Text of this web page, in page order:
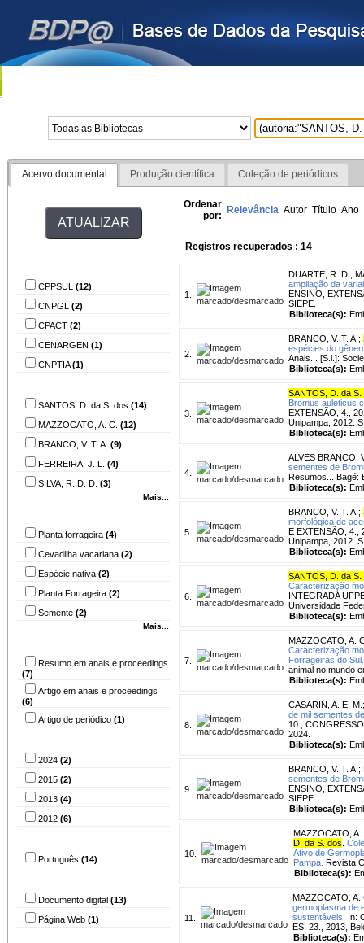
Acervo documental Produção científica Coleção de periódicos
CPPSUL (12)
CNPGL (2)
CPACT (2)
CENARGEN (1)
CNPTIA(1)
SANTOS, D. da S. dos (14)
MAZZOCATO, A. C. (12)
BRANCO, V. T. A. (9)
FERREIRA, J. L. (4)
SILVA, R. D. D. (3)
Mais...
Planta forrageira (4)
Cevadilha vacariana (2)
Espécie nativa (2)
Planta Forrageira (2)
Semente (2)
Mais...
Resumo em anais e proceedings
(7)
Artigo em anais e proceedings
(6)
Artigo de periódico (1)
2024 (2)
2015 (2)
2013 (4)
2012 (6)
Português (14)
Documento digital (13)
Página Web (1)
Ordenar
por: Relevância Autor Título Ano
Registros recuperados : 14
1.
DUARTE, R. D. ;
ampliação da
ENSINO,
SIEPE.
Biblioteca(s):
2.
BRANCO, V. T. A. ;
espécies do
Anais... [S.l.]:
Biblioteca(s):
3.
SANTOS, D. da S.
Bromus auleticus
EXTENSÃO, 4.,
Unipampa, 2012.
Biblioteca(s):
4.
ALVES BRANCO,
sementes de
Resumos... Bagé:
Biblioteca(s):
5.
BRANCO, V. T. A. ;
morfológica de
E EXTENSÃO, 4.,
Unipampa, 2012.
Biblioteca(s):
6.
SANTOS, D. da S.
Caracterização
INTEGRADA
Universidade
Biblioteca(s):
7.
MAZZOCATO, A.
Caracterização
Forrageiras do Sul.
animal no mundo
Biblioteca(s):
8.
CASARIN, A. E. M.
de mil sementes
10.;
2024.
Biblioteca(s):
9.
BRANCO, V. T. A. ;
sementes de
ENSINO,
SIEPE.
Biblioteca(s):
10.
MAZZOCATO, A.
D. da S. dos
Ativo de
Pampa. Revista
Biblioteca(s):
11.
MAZZOCATO, A.
germoplasma de
sustentáveis.
In:
ES, 23., 2013,
Biblioteca(s):